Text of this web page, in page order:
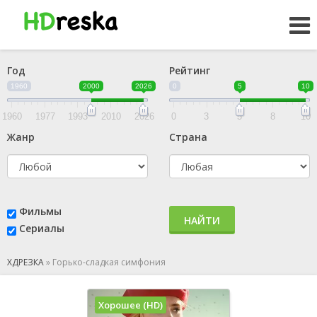
Год
1960 2000 2026
1960 1977 1993 2010 2026
Рейтинг
0 5 10
0 3 5 8 10
Жанр Страна
Фильмы
Сериалы
НАЙТИ
ХДРЕЗКА» Горько-сладкая симфония
Хорошее (HD)